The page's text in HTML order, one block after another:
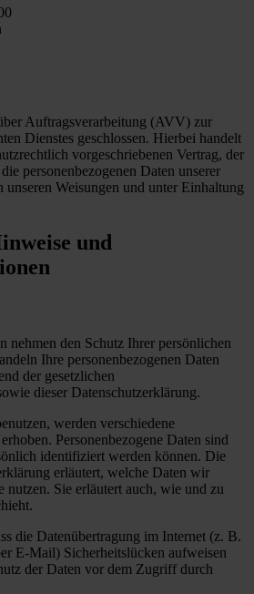
Auftragsverarbeitung (AVV) zur
Dienstes geschlossen. Hierbei handelt
vorgeschriebenen Vertrag, der
personenbezogenen Daten unserer
unseren Weisungen und unter Einhaltung
und
nehmen den Schutz Ihrer persönlichen
Ihre personenbezogenen Daten
der gesetzlichen
dieser Datenschutzerklärung.
werden verschiedene
Personenbezogene Daten sind
identifiziert werden können. Die
erläutert, welche Daten wir
nutzen. Sie erläutert auch, wie und zu
die Datenübertragung im Internet (z. B.
E-Mail) Sicherheitslücken aufweisen
der Daten vor dem Zugriff durch